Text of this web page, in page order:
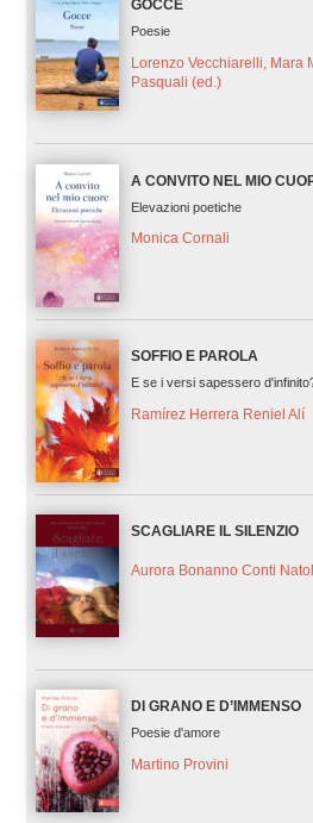
GOCCE
Poesie
Lorenzo Vecchiarelli, Mara
Pasquali (ed.)
A CONVITO NEL MIO
Elevazioni poetiche
Monica Cornali
SOFFIO E PAROLA
E se i versi sapessero
Ramírez Herrera Reniel Alí
SCAGLIARE IL SILENZIO
Aurora Bonanno Conti
DI GRANO E D’IMMENSO
Poesie d'amore
Martino Provini